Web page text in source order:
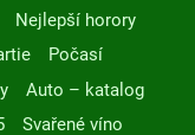
Nejlepší horory
Počasí
Auto – katalog
Svařené víno